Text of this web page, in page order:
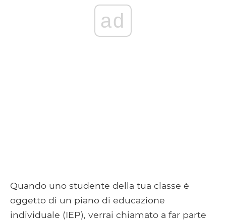
ad
Quando uno studente della tua classe è
oggetto di un piano di educazione
individuale (IEP), verrai chiamato a far parte